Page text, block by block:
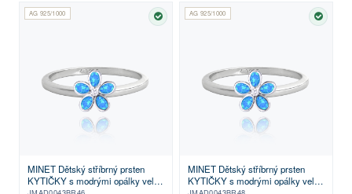
AG 925/1000
SKLADEM
MINET Dětský stříbrný prsten
KYTIČKY s modrými opálky vel.
AG 925/1000
MINET Dětský stříbrný prsten
KYTIČKY s modrými opálky vel.